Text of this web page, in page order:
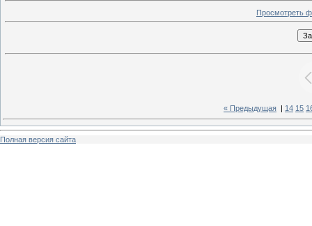
Просмотреть
« Предыдущая 14 15
Полная версия сайта